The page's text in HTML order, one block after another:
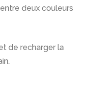
deux couleurs
de recharger la